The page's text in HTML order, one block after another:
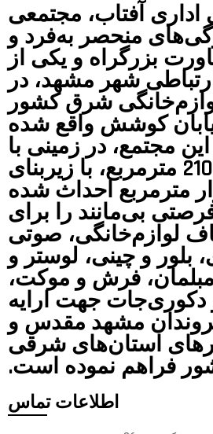
اداری آفتاب، مجتمعی
منحصر به‌فرد و
بزرگراه و یکی از
شهر مشهد، در
شرق کشور
کوشش واقع شده
مجتمع، در زمینی با
مساحت 21000 مترمربع، با زیربنای
بر 1‌7‌0 هزار متر‌مربع احداث شده
بی‌مانند را برای
لوازم‌خانگی، صوتی
بلور و چینی، لوستر و
فرش و موکت،
دکوری‌جات جهت ارایه
مشهد مقدس و
استان‌های شرقی
فراهم نموده است.
اطلاعات تماس